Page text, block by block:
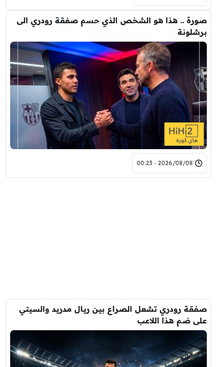
صورة .. هذا هو الشخص الذي حسم صفقة رودري الى
برشلونة
2026/08/08 - 00:23
صفقة رودري تشعل الصراع بين ريال مدريد والسيتي
على ضم هذا اللاعب